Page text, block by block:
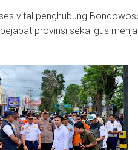
vital penghubung
provinsi sekaligus